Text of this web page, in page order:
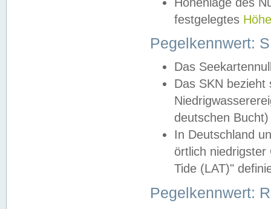
festgelegtes
Pegelkennwert:
Das
Das SKN
deutschen
In Deutschland
örtlich
Tide (LAT)"
Pegelkennwert: